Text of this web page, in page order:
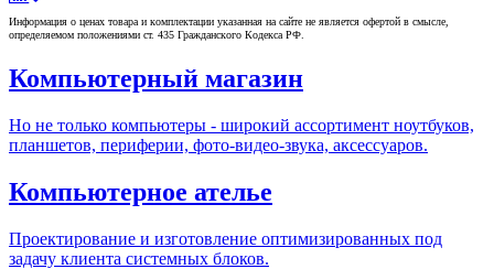
Информация о ценах товара и комплектации указанная на сайте не является офертой в смысле,
определяемом положениями ст. 435 Гражданского Кодекса РФ.
Компьютерный магазин
Но не только компьютеры - широкий ассортимент ноутбуков,
планшетов, периферии, фото-видео-звука, аксессуаров.
Компьютерное ателье
Проектирование и изготовление оптимизированных под
задачу клиента системных блоков.